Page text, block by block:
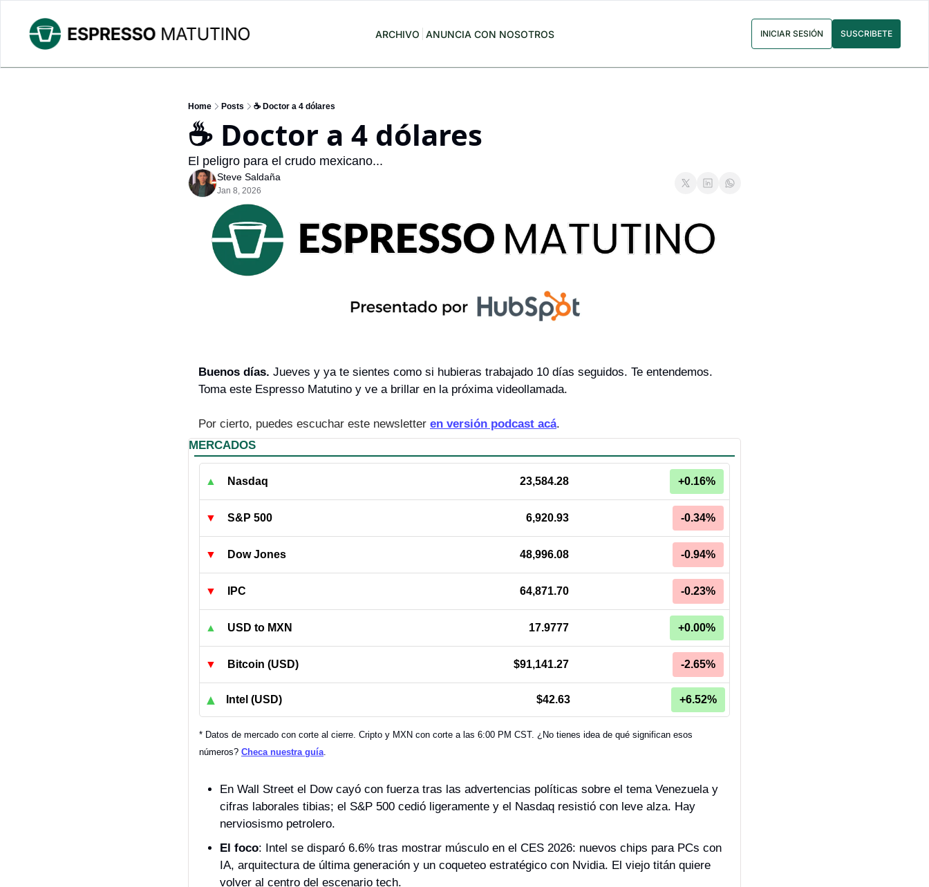
ARCHIVO ANUNCIA CON NOSOTROS INICIAR SESIÓN SUSCRIBETE
Home Posts ☕ Doctor a 4 dólares
☕ Doctor a 4 dólares
El peligro para el crudo mexicano...
Steve Saldaña
Jan 8, 2026
Buenos días. Jueves y ya te sientes como si hubieras trabajado 10 días seguidos. Te entendemos.
Toma este Espresso Matutino y ve a brillar en la próxima videollamada.
Por cierto, puedes escuchar este newsletter en versión podcast acá.
MERCADOS
▲ Nasdaq 23,584.28 +0.16%
▼ S&P 500 6,920.93 -0.34%
▼ Dow Jones 48,996.08 -0.94%
▼ IPC 64,871.70 -0.23%
▲ USD to MXN 17.9777 +0.00%
▼ Bitcoin (USD) $91,141.27 -2.65%
▲ Intel (USD) $42.63 +6.52%
* Datos de mercado con corte al cierre. Cripto y MXN con corte a las 6:00 PM CST. ¿No tienes idea de qué significan esos
números? Checa nuestra guía
En Wall Street el Dow cayó con fuerza tras las advertencias políticas sobre el tema Venezuela y
cifras laborales tibias; el S&P 500 cedió ligeramente y el Nasdaq resistió con leve alza. Hay
nerviosismo petrolero.
El foco: Intel se disparó 6.6% tras mostrar músculo en el CES 2026: nuevos chips para PCs con
IA, arquitectura de última generación y un coqueteo estratégico con Nvidia. El viejo titán quiere
volver al centro del escenario tech.